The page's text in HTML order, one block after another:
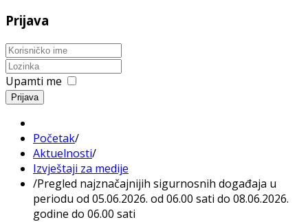
Prijava
Upamti me
Prijava
Početak/
Aktuelnosti/
Izvještaji za medije
/Pregled najznačajnijih sigurnosnih događaja u
periodu od 05.06.2026. od 06.00 sati do 08.06.2026.
godine do 06.00 sati